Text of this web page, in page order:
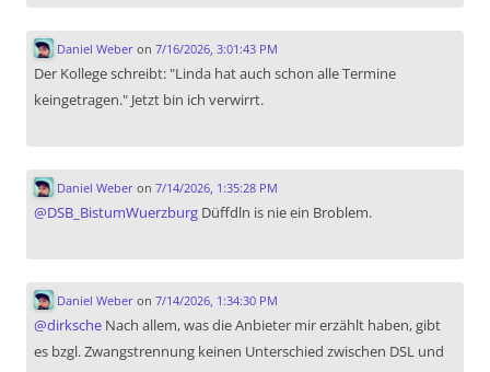
Daniel Weberon 7/16/2026, 3:01:43 PM
Der Kollege schreibt: "Linda hat auch schon alle Termine
keingetragen." Jetzt bin ich verwirrt.
Daniel Weberon 7/14/2026, 1:35:28 PM
@DSB_BistumWuerzburg Düffdln is nie ein Broblem.
Daniel Weberon 7/14/2026, 1:34:30 PM
@dirksche Nach allem, was die Anbieter mir erzählt haben, gibt
es bzgl. Zwangstrennung keinen Unterschied zwischen DSL und